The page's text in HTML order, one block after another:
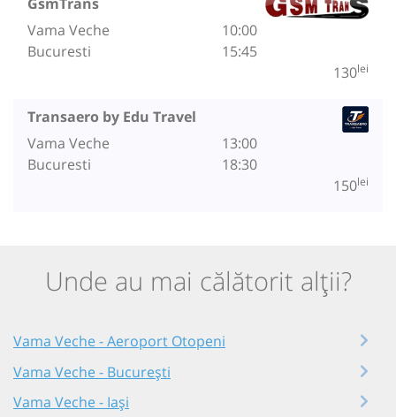
Vama Veche
Bucuresti
10:00
15:45
130lei
Transaero by Edu Travel
Vama Veche
Bucuresti
13:00
18:30
150lei
Unde au mai călătorit alții?
Vama Veche - Aeroport Otopeni
Vama Veche - București
Vama Veche - Iași